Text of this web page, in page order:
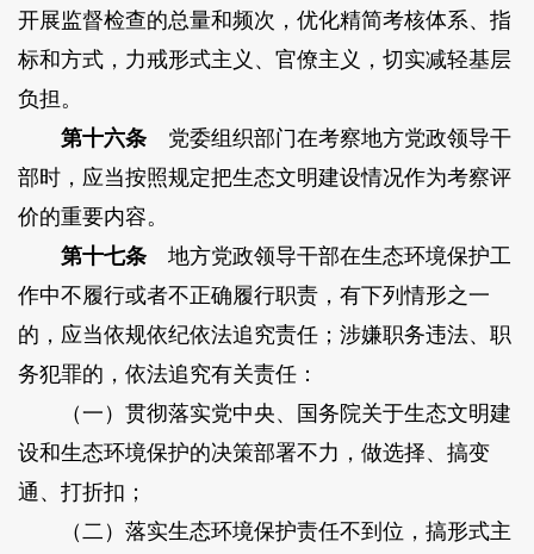
开展监督检查的总量和频次，优化精简考核体系、指
标和方式，力戒形式主义、官僚主义，切实减轻基层
负担。
第十六条党委组织部门在考察地方党政领导干
部时，应当按照规定把生态文明建设情况作为考察评
价的重要内容。
第十七条地方党政领导干部在生态环境保护工
作中不履行或者不正确履行职责，有下列情形之一
的，应当依规依纪依法追究责任；涉嫌职务违法、职
务犯罪的，依法追究有关责任：
（一）贯彻落实党中央、国务院关于生态文明建
设和生态环境保护的决策部署不力，做选择、搞变
通、打折扣；
（二）落实生态环境保护责任不到位，搞形式主